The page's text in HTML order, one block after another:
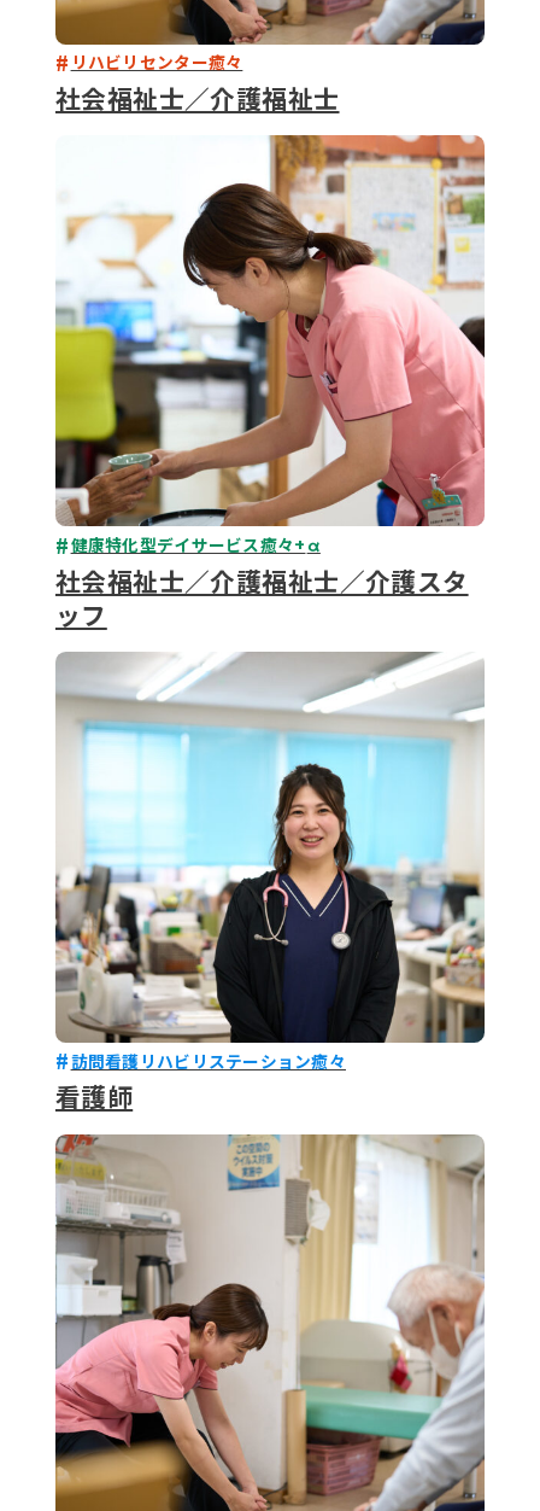
リハビリセンター癒々
社会福祉士／介護福祉士
健康特化型デイサービス癒々+α
社会福祉士／介護福祉士／介護スタ
ッフ
訪問看護リハビリステーション癒々
看護師